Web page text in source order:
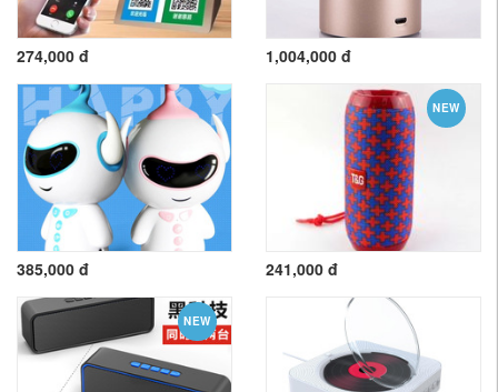
274,000 đ 1,004,000 đ
385,000 đ
NEW
241,000 đ
NEW